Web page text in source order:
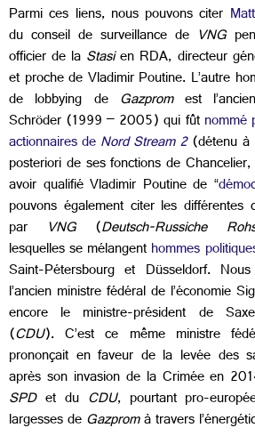
Parmi ces liens, nous pouvons citer
du conseil de surveillance de VNG
officier de la Stasien RDA, directeur
et proche de Vladimir Poutine. L’autre
de lobbying de Gazpromest
Schröder (1999 – 2005) qui fûtnommé
actionnaires deNord Stream 2(détenu à
posteriori de ses fonctions de
avoir qualifié Vladimir Poutine de “
pouvons également citer les différentes
par VNG(Deutsch-Russiche
lesquelles se mélangenthommes
Saint-Pétersbourg et Düsseldorf.
l’ancien ministre fédéral de l’économie
encore le ministre-président de
(CDU). C’est ce même ministre
prononçait en faveur de la levée des
après son invasion de la Crimée en
SPDet du CDU, pourtant pro-
largesses deGazpromà travers